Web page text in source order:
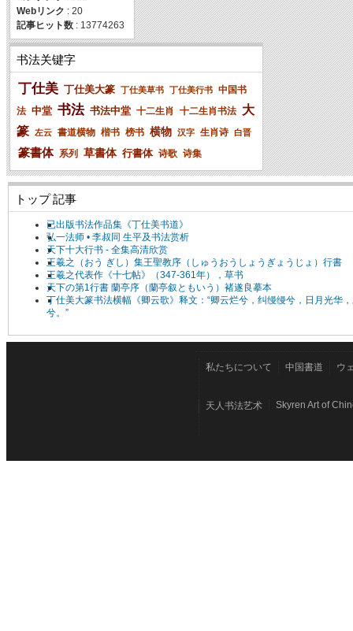
Webリンク : 20
記事ヒット数 : 13774263
书法关键字
丁仕美 丁仕美大篆 丁仕美草书 丁仕美行书 中国书
法 中堂 书法 书法中堂 十二生肖 十二生肖书法 大
篆 左云 書道横物 楷书 榜书 横物 汉字 生肖诗 白晋
篆書体 系列 草書体 行書体 诗歌 诗集
トップ 記事
已出版书法作品集《丁仕美书道》
弘一法师 • 李叔同 生平及书法赏析
天下十大行书 - 全集高清欣赏
王羲之（おう ぎし）集王聖教序（しゅうおうしょうぎょうじょ）行書
王羲之代表作《十七帖》（347-361年），草书
天下の第1行書 蘭亭序（蘭亭叙ともいう）褚遂良摹本
丁仕美大篆书法横幅《卿云歌》释文：“卿云烂兮，纠缦缦兮，日月光华
兮。”
私たちについて 中国書道 ウ
天人书法艺术 Skyren Art of